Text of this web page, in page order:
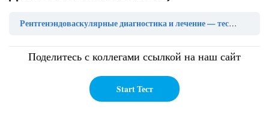
Рентгенэндоваскулярные диагностика и лечение — тесты с ответами
Поделитесь с коллегами ссылкой на наш сайт